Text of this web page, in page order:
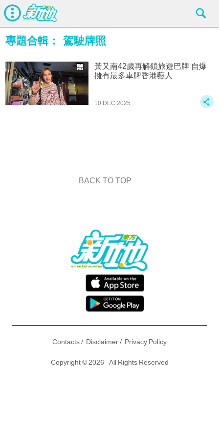
專題合輯： 駕駛牌照
黃又南42歲再解鎖旅遊巴牌 自爆
擁有最多車牌香港藝人
10 DEC 2025
BACK TO TOP
Contacts/ Disclaimer/ Privacy Policy
Copyright © 2026 - All Rights Reserved